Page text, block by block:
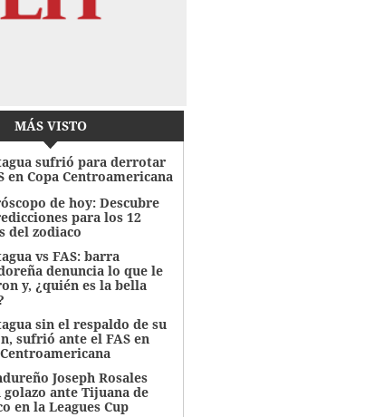
MÁS VISTO
sufrió para derrotar
en Copa Centroamericana
de hoy: Descubre
para los 12
del zodiaco
vs FAS: barra
denuncia lo que le
y, ¿quién es la bella
sin el respaldo de su
sufrió ante el FAS en
Joseph Rosales
golazo ante Tijuana de
en la Leagues Cup